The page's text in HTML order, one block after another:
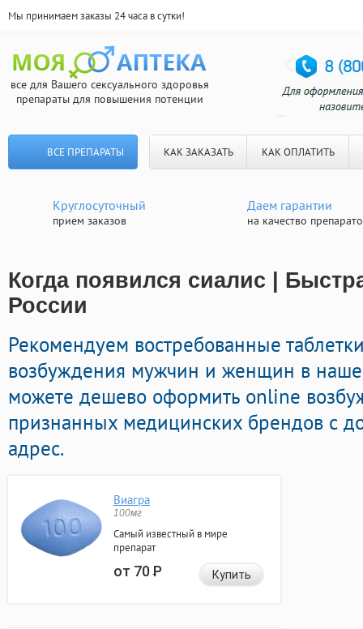
Мы принимаем заказы 24 часа в сутки!
все для Вашего сексуального здоровья
препараты для повышения потенции
ВСЕ ПРЕПАРАТЫ КАК ЗАКАЗАТЬ КАК ОПЛАТИТЬ
Круглосуточный
прием заказов
Даем гарантии
на качество
Когда появился сиалис |
России
Рекомендуем востребованные
возбуждения мужчин и женщин в
можете дешево оформить online
признанных медицинских брендов с
адрес.
Виагра
100мг
Самый известный в мире
препарат
от 70Р Купить